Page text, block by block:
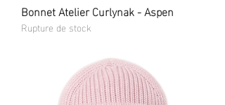
Bonnet Atelier Curlynak - Aspen
Rupture de stock